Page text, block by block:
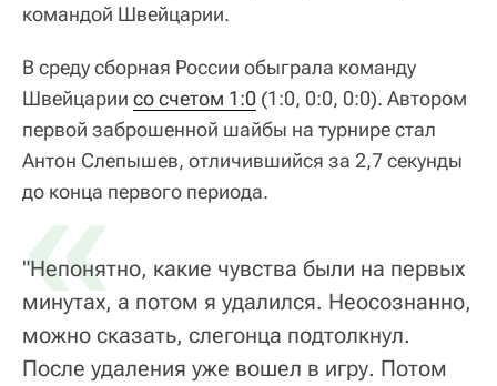
командой Швейцарии.
В среду сборная России обыграла команду
Швейцарии со счетом 1:0 (1:0, 0:0, 0:0). Автором
первой заброшенной шайбы на турнире стал
Антон Слепышев, отличившийся за 2,7 секунды
до конца первого периода.
«
"Непонятно, какие чувства были на первых
минутах, а потом я удалился. Неосознанно,
можно сказать, слегонца подтолкнул.
После удаления уже вошел в игру. Потом